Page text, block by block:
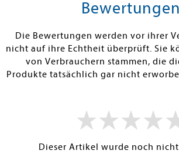
Warenkorb
Bewertungen
Die Bewertungen werden vor ihrer
nicht auf ihre Echtheit überprüft. Sie
von Verbrauchern stammen, die
Produkte tatsächlich gar nicht
Dieser Artikel wurde noch